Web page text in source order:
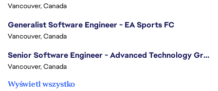
Vancouver, Canada
Generalist Software Engineer - EA Sports FC
Vancouver, Canada
Senior Software Engineer - Advanced Technology Group
Vancouver, Canada
Wyświetl wszystko